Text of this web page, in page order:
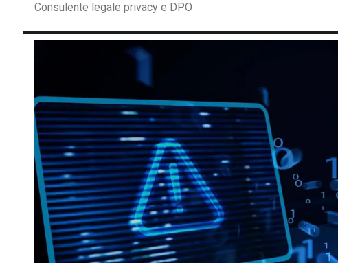
Consulente legale privacy e DPO